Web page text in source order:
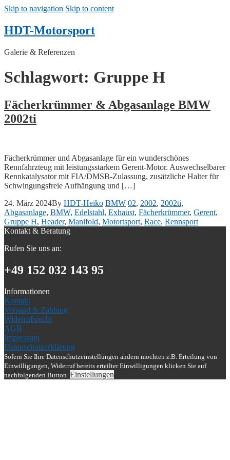
Skip to navigation Skip to content
HDT-Motorsport
Galerie & Referenzen
Schlagwort: Gruppe H
Fächerkrümmer & Abgasanlage BMW
2002ti
Fächerkrümmer und Abgasanlage für ein wunderschönes
Rennfahrzteug mit leistungsstarkem Gerent-Motor. Auswechselbarer
Rennkatalysator mit FIA/DMSB-Zulassung, zusätzliche Halter für
Schwingungsfreie Aufhängung und […]
24. März 2024By HDT-Heiko BMW 02, 2002, 2002ti,
Abgasanlage, BMW, Edelstahl, Exhaust, Fächerkrümmer, Gerent,
Gruppe H, Header, Manifold, Motortsport, Race, Rennsport
Kontakt & Beratung
Rufen Sie uns an:
+49 152 032 143 95
Informationen
Kontakt
Versand & Zahlung
Widerrufsrecht
AGB
Impressum
Datenschutzerklärung
Sofern Sie Ihre Datenschutzeinstellungen ändern möchten z.B. Erteilung von
Einwilligungen, Widerruf bereits erteilter Einwilligungen klicken Sie auf
nachfolgenden Button. Einstellungen